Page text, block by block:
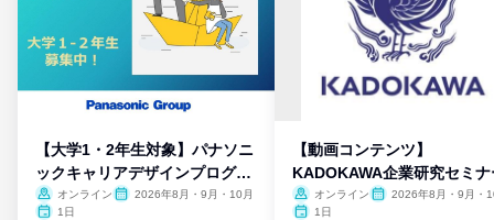
【大学1・2年生対象】パナソニ
ックキャリアデザインプログラ
ム
オンライン
2026年8月・9月・10月
1日
【動画コンテンツ】
KADOKAWA企業研究セミナ
オンライン
2026年8月・9月・
1日